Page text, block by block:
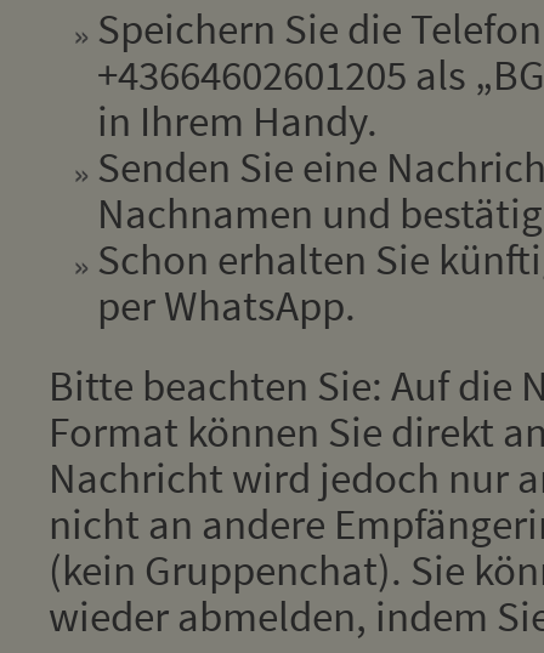
Speichern Sie die
+43664602601205 als
in Ihrem Handy.
Senden Sie eine
Nachnamen und
Schon erhalten Sie
per WhatsApp.
Bitte beachten Sie: Auf die
Format können Sie direkt
Nachricht wird jedoch nur
nicht an andere
(kein Gruppenchat). Sie
wieder abmelden, indem